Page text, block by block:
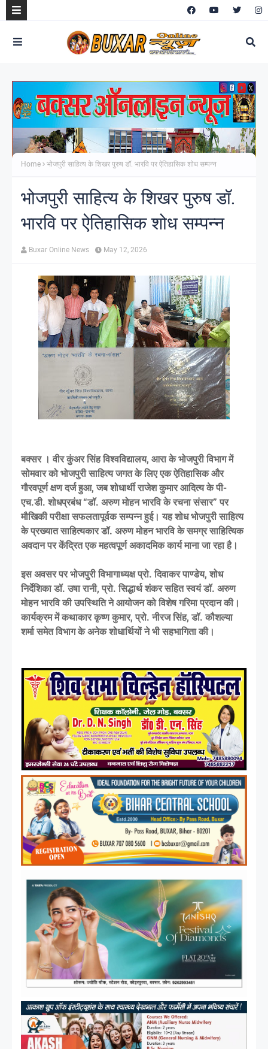
Home भोजपुरी साहित्य के शिखर पुरुष डॉ. भारवि पर ऐतिहासिक शोध सम्पन्न
भोजपुरी साहित्य के शिखर पुरुष डॉ.
भारवि पर ऐतिहासिक शोध सम्पन्न
Buxar Online News May 12, 2026
बक्सर । वीर कुंअर सिंह विश्वविद्यालय, आरा के भोजपुरी विभाग में
सोमवार को भोजपुरी साहित्य जगत के लिए एक ऐतिहासिक और
गौरवपूर्ण क्षण दर्ज हुआ, जब शोधार्थी राजेश कुमार आदित्य के पी-
एच.डी. शोधप्रबंध “डॉ. अरुण मोहन भारवि के रचना संसार” पर
मौखिकी परीक्षा सफलतापूर्वक सम्पन्न हुई। यह शोध भोजपुरी साहित्य
के प्रख्यात साहित्यकार डॉ. अरुण मोहन भारवि के समग्र साहित्यिक
अवदान पर केंद्रित एक महत्वपूर्ण अकादमिक कार्य माना जा रहा है।
इस अवसर पर भोजपुरी विभागाध्यक्ष प्रो. दिवाकर पाण्डेय, शोध
निर्देशिका डॉ. उषा रानी, प्रो. सिद्धार्थ शंकर सहित स्वयं डॉ. अरुण
मोहन भारवि की उपस्थिति ने आयोजन को विशेष गरिमा प्रदान की।
कार्यक्रम में कथाकार कृष्ण कुमार, प्रो. नीरज सिंह, डॉ. कौशल्या
शर्मा समेत विभाग के अनेक शोधार्थियों ने भी सहभागिता की।